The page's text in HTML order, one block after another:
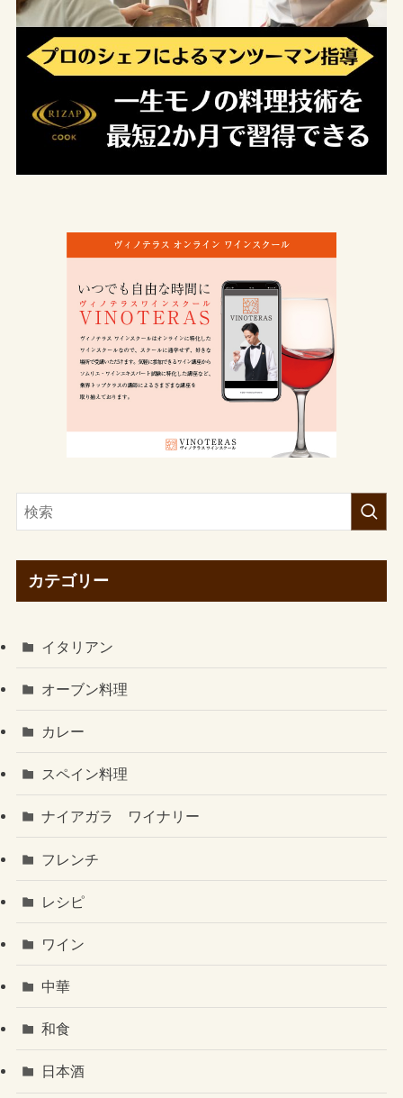
カテゴリー
イタリアン
オーブン料理
カレー
スペイン料理
ナイアガラ ワイナリー
フレンチ
レシピ
ワイン
中華
和食
日本酒